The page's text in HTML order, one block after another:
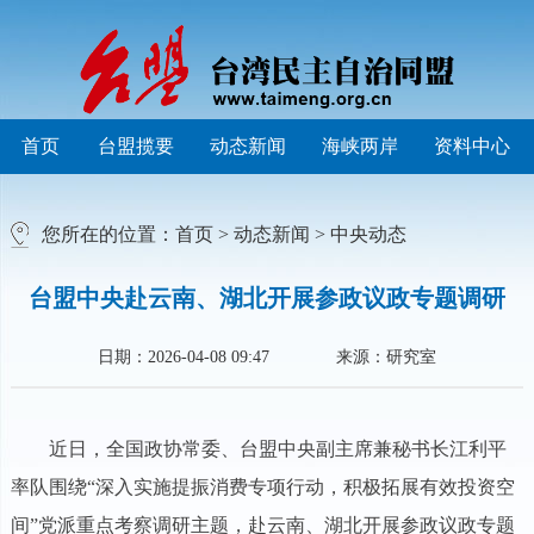
首页 台盟揽要 动态新闻 海峡两岸 资料中心
您所在的位置： 首页> 动态新闻 > 中央动态
台盟中央赴云南、湖北开展参政议政专题调研
日期：2026-04-08 09:47 来源：研究室
近日，全国政协常委、台盟中央副主席兼秘书长江利平
率队围绕“深入实施提振消费专项行动，积极拓展有效投资空
间”党派重点考察调研主题，赴云南、湖北开展参政议政专题